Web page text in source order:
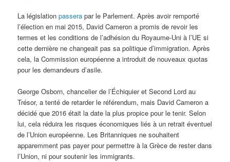
La législationpassera par le Parlement. Après avoir remporté
l’élection en mai 2015, David Cameron a promis de revoir les
termes et les conditions de l’adhésion du Royaume-Uni à l’UE si
cette dernière ne changeait pas sa politique d’immigration. Après
cela, la Commission européenne a introduit de nouveaux quotas
pour les demandeurs d’asile.
George Osborn, chancelier de l’Échiquier et Second Lord au
Trésor, a tenté de retarder le référendum, mais David Cameron a
décidé que 2016 était la date la plus propice pour le tenir. Selon
lui, cela réduira les risques économiques liés à un retrait éventuel
de l’Union européenne. Les Britanniques ne souhaitent
apparemment pas payer pour permettre à la Grèce de rester dans
l’Union, ni pour soutenir les immigrants.